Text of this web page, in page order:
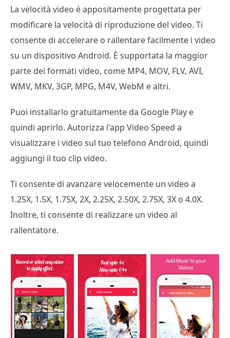
La velocità video è appositamente progettata per
modificare la velocità di riproduzione del video. Ti
consente di accelerare o rallentare facilmente i video
su un dispositivo Android. È supportata la maggior
parte dei formati video, come MP4, MOV, FLV, AVI,
WMV, MKV, 3GP, MPG, M4V, WebM e altri.
Puoi installarlo gratuitamente da Google Play e
quindi aprirlo. Autorizza l'app Video Speed a
visualizzare i video sul tuo telefono Android, quindi
aggiungi il tuo clip video.
Ti consente di avanzare velocemente un video a
1.25X, 1.5X, 1.75X, 2X, 2.25X, 2.50X, 2.75X, 3X o 4.0X.
Inoltre, ti consente di realizzare un video al
rallentatore.